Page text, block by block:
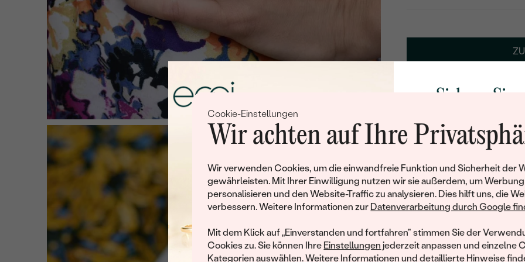
Cookie-Einstellungen
Wir achten auf Ihre
Wir verwenden Cookies, um die einwandfreie Funktion und Sicherheit der
gewährleisten. Mit Ihrer Einwilligung nutzen wir sie außerdem, um Werbung
personalisieren und den Website-Traffic zu analysieren. Dies hilft uns, die
verbessern. Weitere Informationen zur Datenverarbeitung durch Google
Mit dem Klick auf „Einverstanden und fortfahren" stimmen Sie der
Cookies zu. Sie können Ihre Einstellungen jederzeit anpassen und einzelne
Kategorien auswählen. Weitere Informationen und detaillierte Hinweise
Geben Sie Initialen/Text
Service
Produktdetails
Herrenring
BREITE:
METALL:
Sichern Sie
Rabatt auf
Werden Sie Teil
und entdecken Sie die
gefertigten Schmucks
Ihren ersten